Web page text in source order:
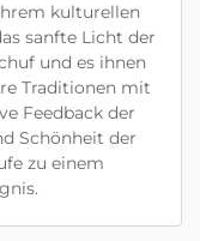
kulturellen
sanfte Licht der
und es ihnen
Traditionen mit
Feedback der
Schönheit der
zu einem